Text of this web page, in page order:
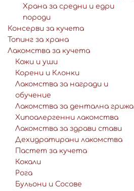
Храна за средни и едри
породи
Консерви за кучета
Топинг за храна
Лакомства за кучета
Кожи и уши
Корени и Клонки
Лакомства за награди и
обучение
Лакомства за дентална грижа
Хипоалергенни лакомства
Лакомства за здрави стави
Дехидратирани лакомства
Пастет за кучета
Кокали
Рога
Бульони и Сосове